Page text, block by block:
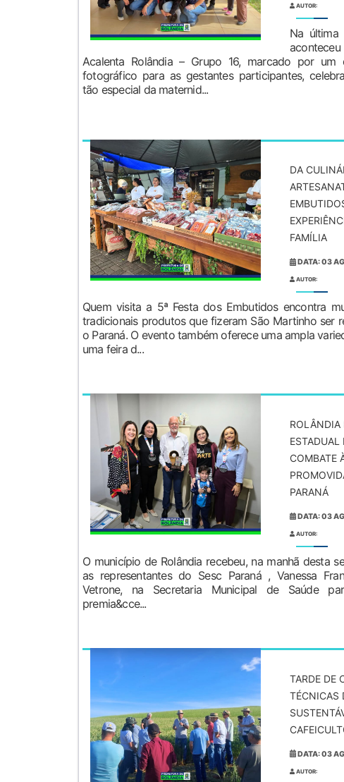
AUTOR:
Na última
Acalenta Rolândia – Grupo 16, marcado por um
fotográfico para as gestantes participantes,
tão especial da maternid...
DA
FAMÍLIA
DATA: 03
AUTOR:
Quem visita a 5ª Festa dos Embutidos encontra
tradicionais produtos que fizeram São Martinho ser
o Paraná. O evento também oferece uma ampla
uma feira d...
ROLÂNDIA
ESTADUAL
COMBATE
PARANÁ
DATA: 03
AUTOR:
O município de Rolândia recebeu, na manhã desta
as representantes do Sesc Paraná , Vanessa
Vetrone, na Secretaria Municipal de Saúde
premia&cce...
TARDE DE
TÉCNICAS
DATA: 03
AUTOR: